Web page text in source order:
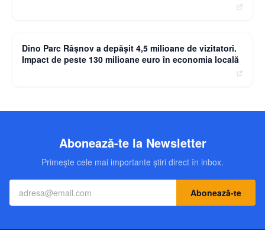
Dino Parc Râșnov a depășit 4,5 milioane de vizitatori.
Impact de peste 130 milioane euro în economia locală
Abonează-te la Newsletter
Primește cele mai importante știri direct în inbox.
Abonează-te